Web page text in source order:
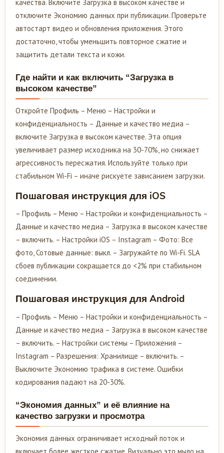
качества. Включите Загрузка в высоком качестве и
отключите Экономию данных при публикации. Проверьте
автостарт видео и обновления приложения. Этого
достаточно, чтобы уменьшить повторное сжатие и
защитить детали текста и кожи.
Где найти и как включить “Загрузка в
высоком качестве”
Откройте Профиль – Меню – Настройки и
конфиденциальность – Данные и качество медиа –
включите Загрузка в высоком качестве. Эта опция
увеличивает размер исходника на 30-70%, но снижает
агрессивность пересжатия. Используйте только при
стабильном Wi-Fi – иначе рискуете зависанием загрузки.
Пошаговая инструкция для iOS
– Профиль – Меню – Настройки и конфиденциальность –
Данные и качество медиа – Загрузка в высоком качестве
– включить. – Настройки iOS – Instagram – Фото: Все
фото, Сотовые данные: выкл. – Загружайте по Wi-Fi. SLA
сбоев публикации сокращается до <2% при стабильном
соединении.
Пошаговая инструкция для Android
– Профиль – Меню – Настройки и конфиденциальность –
Данные и качество медиа – Загрузка в высоком качестве
– включить. – Настройки системы – Приложения –
Instagram – Разрешения: Хранилище – включить. –
Выключите Экономию трафика в системе. Ошибки
кодирования падают на 20-30%.
“Экономия данных” и её влияние на
качество загрузки и просмотра
Экономия данных ограничивает исходный поток и